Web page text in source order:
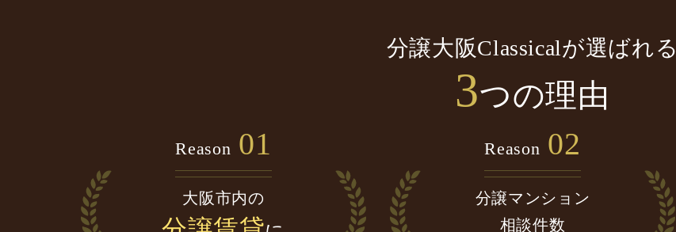
分譲大阪Classicalが選ばれる
3つの理由
Reason 01
大阪市内の
Reason 02
分譲マンション
相談件数